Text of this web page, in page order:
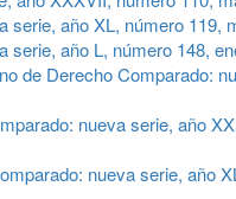
año XL, número 119,
año L, número 148,
de Derecho Comparado:
nueva serie, año
nueva serie, año